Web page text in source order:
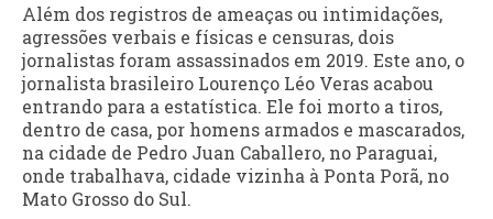
Além dos registros de ameaças ou intimidações,
agressões verbais e físicas e censuras, dois
jornalistas foram assassinados em 2019. Este ano, o
jornalista brasileiro Lourenço Léo Veras acabou
entrando para a estatística. Ele foi morto a tiros,
dentro de casa, por homens armados e mascarados,
na cidade de Pedro Juan Caballero, no Paraguai,
onde trabalhava, cidade vizinha à Ponta Porã, no
Mato Grosso do Sul.